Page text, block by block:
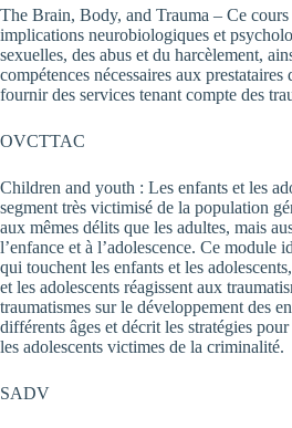
The Brain, Body, and Trauma – Ce cours
implications neurobiologiques et
sexuelles, des abus et du harcèlement,
compétences nécessaires aux
fournir des services tenant compte des
OVCTTAC
Children and youth : Les enfants et les
segment très victimisé de la population
aux mêmes délits que les adultes, mais
l’enfance et à l’adolescence. Ce module
qui touchent les enfants et les
et les adolescents réagissent aux
traumatismes sur le développement des
différents âges et décrit les stratégies
les adolescents victimes de la criminalité.
SADV